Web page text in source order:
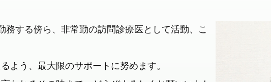
する傍ら、非常勤の訪問診療医として活動、こ
よう、最大限のサポートに努めます。